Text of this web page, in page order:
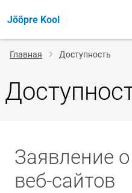
Jõõpre Kool
Строка
навигации
Главная Доступность
Заявление
веб-сайтов